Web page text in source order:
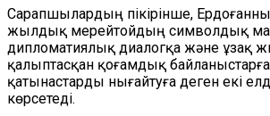
Сарапшылардың пікірінше,
жылдық мерейтойдың символдық
дипломатиялық диалогқа және ұзақ
қалыптасқан қоғамдық байланыстарға
қатынастарды нығайтуға деген екі
көрсетеді.